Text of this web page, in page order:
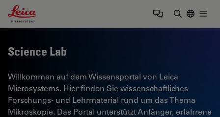
Leica Microsystems Logo
Science Lab
Willkommen auf dem Wissensportal von Leica
Microsystems. Hier finden Sie wissenschaftliches
Forschungs- und Lehrmaterial rund um das Thema
Mikroskopie. Das Portal unterstützt Anfänger, erfahrene